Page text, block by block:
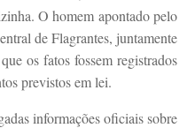
O homem apontado pelo
de Flagrantes, juntamente
os fatos fossem registrados
previstos em lei.
informações oficiais sobre